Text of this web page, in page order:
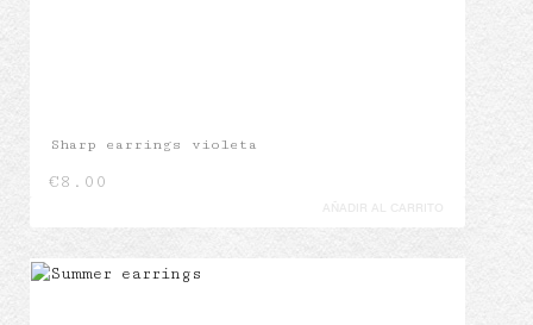
Sharp earrings violeta
€8.00